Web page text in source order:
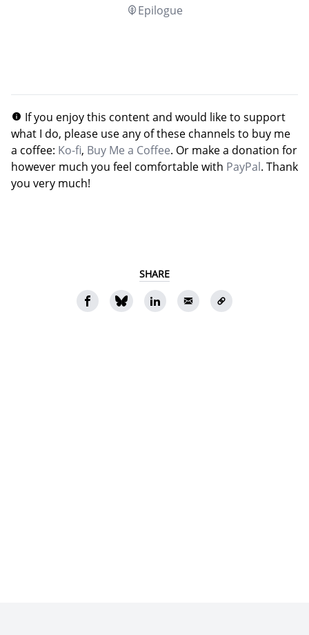
Epilogue
If you enjoy this content and would like to support
what I do, please use any of these channels to buy me
a coffee: Ko-fi, Buy Me a Coffee. Or make a donation for
however much you feel comfortable with PayPal. Thank
you very much!
SHARE